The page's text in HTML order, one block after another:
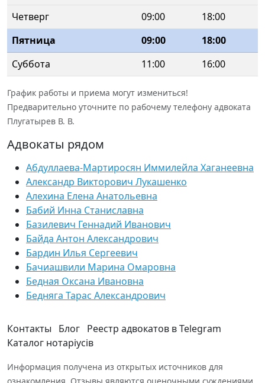
Четверг
09:00
18:00
Пятница
09:00
18:00
Суббота
11:00 16:00
График работы и приема могут измениться!
Предварительно уточните по рабочему телефону адвоката
Плугатырев В. В.
Адвокаты рядом
Абдуллаева-Мартиросян Иммилейла Хаганеевна
Александр Викторович Лукашенко
Алехина Елена Анатольевна
Бабий Инна Станиславна
Базилевич Геннадий Иванович
Байда Антон Александрович
Бардин Илья Сергеевич
Бачиашвили Марина Омаровна
Бедная Оксана Ивановна
Бедняга Тарас Александрович
Контакты Блог Реестр адвокатов в Telegram
Каталог нотаріусів
Информация получена из открытых источников для